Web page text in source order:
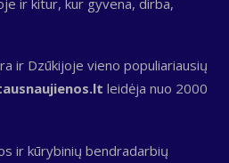
ir Dzūkijoje vieno populiariausių
leidėja nuo 2000
ir kūrybinių bendradarbių